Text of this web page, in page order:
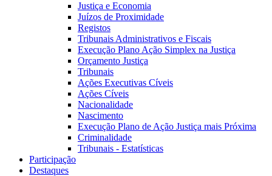
Justiça e Economia
Juízos de Proximidade
Registos
Tribunais Administrativos e Fiscais
Execução Plano Ação Simplex na Justiça
Orçamento Justiça
Tribunais
Ações Executivas Cíveis
Ações Cíveis
Nacionalidade
Nascimento
Execução Plano de Ação Justiça mais Próxima
Criminalidade
Tribunais - Estatísticas
Participação
Destaques